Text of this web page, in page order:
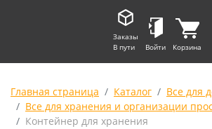
Заказы
В пути
Войти Корзина
Главная страница Каталог
Все для
Все для хранения и организации
Контейнер для хранения